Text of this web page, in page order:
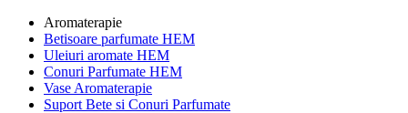
Aromaterapie
Betisoare parfumate HEM
Uleiuri aromate HEM
Conuri Parfumate HEM
Vase Aromaterapie
Suport Bete si Conuri Parfumate